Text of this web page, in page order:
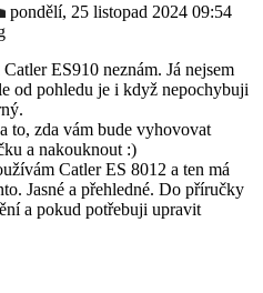
pondělí, 25 listopad 2024 09:54
ES910 neznám. Já nejsem
od pohledu je i když nepochybuji
to, zda vám bude vyhovovat
a nakouknout :)
Catler ES 8012 a ten má
Jasné a přehledné. Do příručky
a pokud potřebuji upravit